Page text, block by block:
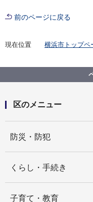
前のページに戻る
現在位置 横浜市トップペ
ライフステー
区のメニュー
防災・防犯
くらし・手続き
子育て・教育